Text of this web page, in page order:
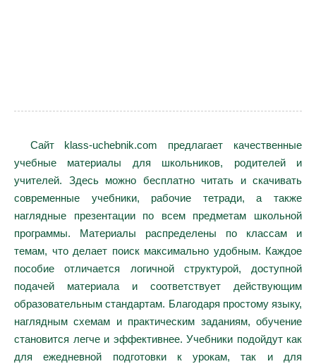
Сайт klass-uchebnik.com предлагает качественные
учебные материалы для школьников, родителей и
учителей. Здесь можно бесплатно читать и скачивать
современные учебники, рабочие тетради, а также
наглядные презентации по всем предметам школьной
программы. Материалы распределены по классам и
темам, что делает поиск максимально удобным. Каждое
пособие отличается логичной структурой, доступной
подачей материала и соответствует действующим
образовательным стандартам. Благодаря простому языку,
наглядным схемам и практическим заданиям, обучение
становится легче и эффективнее. Учебники подойдут как
для ежедневной подготовки к урокам, так и для